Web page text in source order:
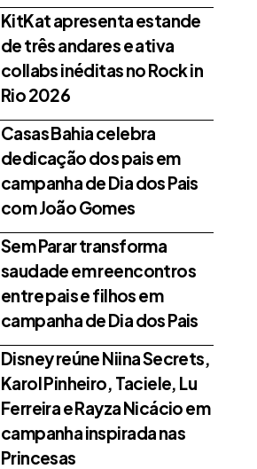
KitKat apresenta estande
de três andares e ativa
collabs inéditas no Rock in
Rio 2026
Casas Bahia celebra
dedicação dos pais em
campanha de Dia dos Pais
com João Gomes
Sem Parar transforma
saudade em reencontros
entre pais e filhos em
campanha de Dia dos Pais
Disney reúne Niina Secrets,
Karol Pinheiro, Taciele, Lu
Ferreira e Rayza Nicácio em
campanha inspirada nas
Princesas